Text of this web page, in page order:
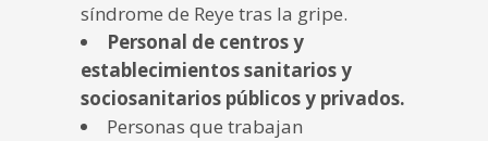
síndrome de Reye tras la gripe.
Personal de centros y
establecimientos sanitarios y
sociosanitarios públicos y privados.
Personas que trabajan